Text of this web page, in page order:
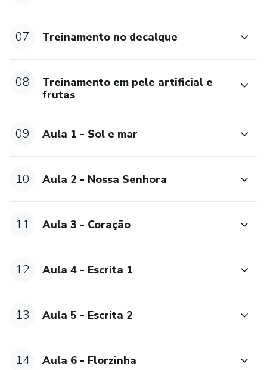
07 Treinamento no decalque
08
Treinamento em pele artificial e
frutas
09 Aula 1 - Sol e mar
10 Aula 2 - Nossa Senhora
11 Aula 3 - Coração
12 Aula 4 - Escrita 1
13 Aula 5 - Escrita 2
14 Aula 6 - Florzinha